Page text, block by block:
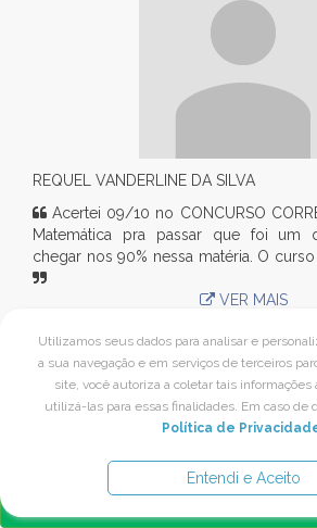
REQUEL VANDERLINE DA SILVA
Acertei 09/10 no CONCURSO
Matemática pra passar que foi um
chegar nos 90% nessa matéria. O
VER MAIS
DEIXE SEU DEPOIMENTO
Promoção
De: R$ 794.00
Ou à vista: R$ 297.00
Utilizamos seus dados para analisar e
a sua navegação e em serviços de terceiros
site, você autoriza a coletar tais informações
utilizá-las para essas finalidades. Em caso de
Política de
Entendi e Aceito